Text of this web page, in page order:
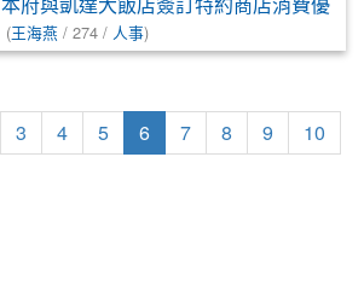
(王海燕 / 274 / 人事)
3 4 5 6(目前頁次)
7 8 9
10